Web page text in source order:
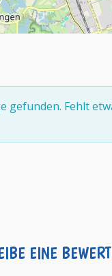
gefunden. Fehlt
EINE